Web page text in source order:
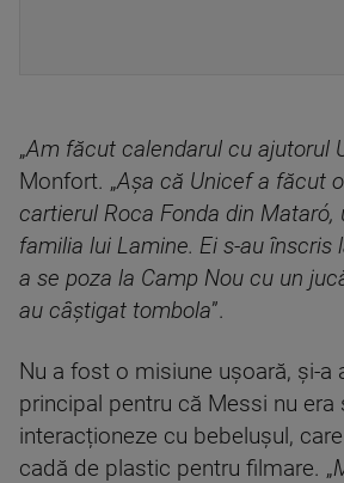
„Am făcut calendarul cu ajutorul
Monfort. „Așa că Unicef a făcut
cartierul Roca Fonda din Mataró,
familia lui Lamine. Ei s-au înscris
a se poza la Camp Nou cu un
au câștigat tombola”.
Nu a fost o misiune ușoară, și-a
principal pentru că Messi nu era
interacționeze cu bebelușul,
cadă de plastic pentru filmare. „